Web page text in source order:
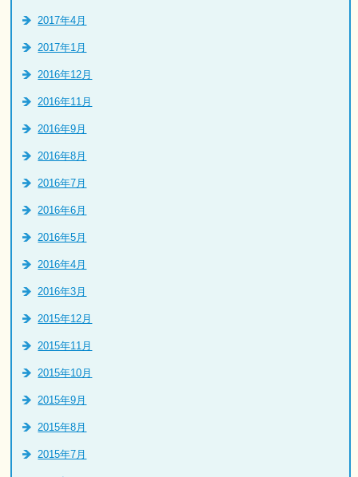
2017年4月
2017年1月
2016年12月
2016年11月
2016年9月
2016年8月
2016年7月
2016年6月
2016年5月
2016年4月
2016年3月
2015年12月
2015年11月
2015年10月
2015年9月
2015年8月
2015年7月